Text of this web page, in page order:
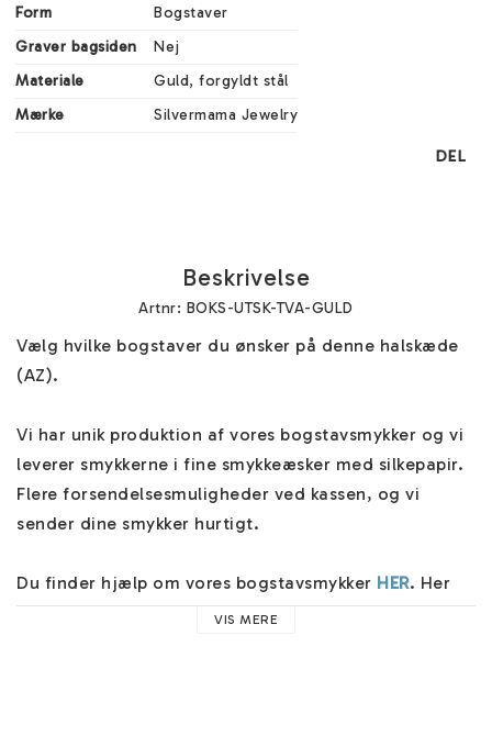
Form
Bogstaver
Graver bagsiden
Nej
Materiale
Guld, forgyldt stål
Mærke
Silvermama Jewelry
DEL
Beskrivelse
Artnr: BOKS-UTSK-TVA-GULD
Vælg hvilke bogstaver du ønsker på denne halskæde
(AZ).
Vi har unik produktion af vores bogstavsmykker og vi
leverer smykkerne i fine smykkeæsker med silkepapir.
Flere forsendelsesmuligheder ved kassen, og vi
sender dine smykker hurtigt.
Du finder hjælp om vores bogstavsmykker HER. Her
finder du hjælp til eksempelvis vores kæder,
VIS MERE